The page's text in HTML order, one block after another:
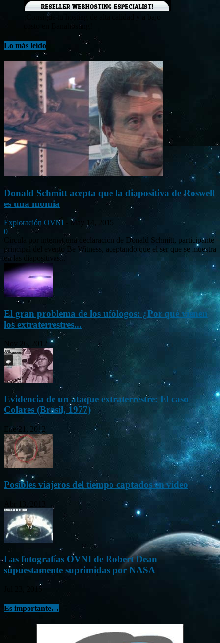
¡Consigue tu hosting de alta calidad y a bajo
costo en Banahosting!
Lo más leído
Donald Schmitt acepta que la diapositiva de Roswell
es una momia
Exploración OVNI
May 14, 2015
0
Circula por internet una declaración de Donald Schmitt, participante
principal del evento Be Witness, aceptando que el ser que se muestra
en las diapositivas...
El gran problema de los ufólogos: ¿Por qué vienen
los extraterrestres...
Nov 26, 2012
Evidencia de un ataque extraterrestre: El caso
Colares (Brasil, 1977)
Ene 21, 2012
Posibles viajeros del tiempo captados en vídeo
Las fotografías OVNI de Robert Dean
supuestamente suprimidas por NASA
Jul 23, 2015
Es importante…